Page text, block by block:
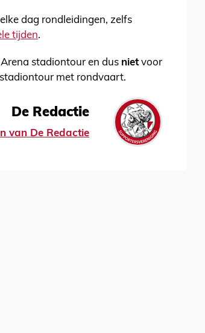
dag rondleidingen, zelfs
tijden.
stadiontour en dus nietvoor
met rondvaart.
De Redactie
van De Redactie